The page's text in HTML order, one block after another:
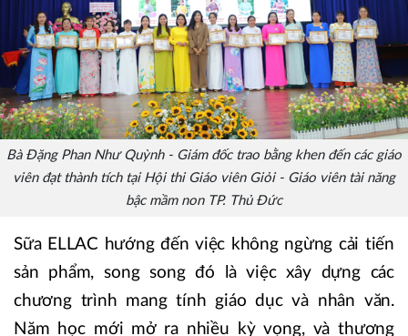
Bà Đặng Phan Như Quỳnh - Giám đốc trao bằng khen đến các giáo
viên đạt thành tích tại Hội thi Giáo viên Giỏi - Giáo viên tài năng
bậc mầm non TP. Thủ Đức
Sữa ELLAC hướng đến việc không ngừng cải tiến
sản phẩm, song song đó là việc xây dựng các
chương trình mang tính giáo dục và nhân văn.
Năm học mới mở ra nhiều kỳ vọng, và thương